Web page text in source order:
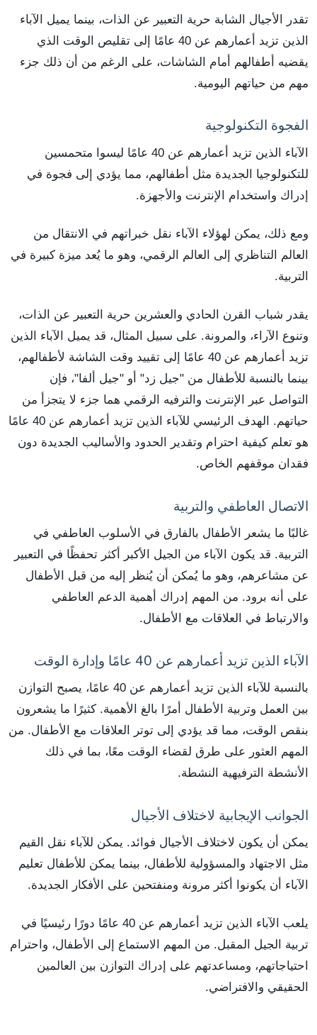
تقدر الأجيال الشابة حرية التعبير عن الذات، بينما يميل الآباء
الذين تزيد أعمارهم عن 40 عامًا إلى تقليص الوقت الذي
يقضيه أطفالهم أمام الشاشات، على الرغم من أن ذلك جزء
مهم من حياتهم اليومية.
الفجوة التكنولوجية
الآباء الذين تزيد أعمارهم عن 40 عامًا ليسوا متحمسين
للتكنولوجيا الجديدة مثل أطفالهم، مما يؤدي إلى فجوة في
إدراك واستخدام الإنترنت والأجهزة.
ومع ذلك، يمكن لهؤلاء الآباء نقل خبراتهم في الانتقال من
العالم التناظري إلى العالم الرقمي، وهو ما يُعد ميزة كبيرة في
التربية.
يقدر شباب القرن الحادي والعشرين حرية التعبير عن الذات،
وتنوع الآراء، والمرونة. على سبيل المثال، قد يميل الآباء الذين
تزيد أعمارهم عن 40 عامًا إلى تقييد وقت الشاشة لأطفالهم،
بينما بالنسبة للأطفال من "جيل زد" أو "جيل ألفا"، فإن
التواصل عبر الإنترنت والترفيه الرقمي هما جزء لا يتجزأ من
حياتهم. الهدف الرئيسي للآباء الذين تزيد أعمارهم عن 40 عامًا
هو تعلم كيفية احترام وتقدير الحدود والأساليب الجديدة دون
فقدان موقفهم الخاص.
الاتصال العاطفي والتربية
غالبًا ما يشعر الأطفال بالفارق في الأسلوب العاطفي في
التربية. قد يكون الآباء من الجيل الأكبر أكثر تحفظًا في التعبير
عن مشاعرهم، وهو ما يُمكن أن يُنظر إليه من قبل الأطفال
على أنه برود. من المهم إدراك أهمية الدعم العاطفي
والارتباط في العلاقات مع الأطفال.
الآباء الذين تزيد أعمارهم عن 40 عامًا وإدارة الوقت
بالنسبة للآباء الذين تزيد أعمارهم عن 40 عامًا، يصبح التوازن
بين العمل وتربية الأطفال أمرًا بالغ الأهمية. كثيرًا ما يشعرون
بنقص الوقت، مما قد يؤدي إلى توتر العلاقات مع الأطفال. من
المهم العثور على طرق لقضاء الوقت معًا، بما في ذلك
الأنشطة الترفيهية النشطة.
الجوانب الإيجابية لاختلاف الأجيال
يمكن أن يكون لاختلاف الأجيال فوائد. يمكن للآباء نقل القيم
مثل الاجتهاد والمسؤولية للأطفال، بينما يمكن للأطفال تعليم
الآباء أن يكونوا أكثر مرونة ومنفتحين على الأفكار الجديدة.
يلعب الآباء الذين تزيد أعمارهم عن 40 عامًا دورًا رئيسيًا في
تربية الجيل المقبل. من المهم الاستماع إلى الأطفال، واحترام
احتياجاتهم، ومساعدتهم على إدراك التوازن بين العالمين
الحقيقي والافتراضي.